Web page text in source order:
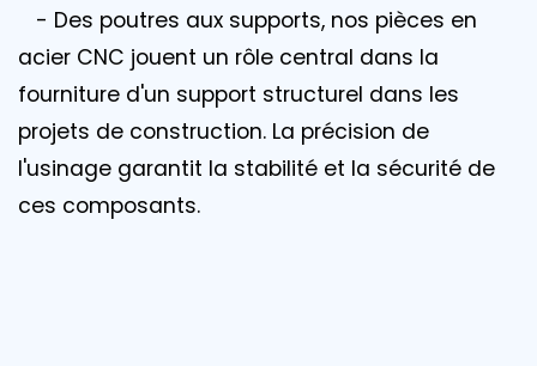
- Des poutres aux supports, nos pièces en
acier CNC jouent un rôle central dans la
fourniture d'un support structurel dans les
projets de construction. La précision de
l'usinage garantit la stabilité et la sécurité de
ces composants.